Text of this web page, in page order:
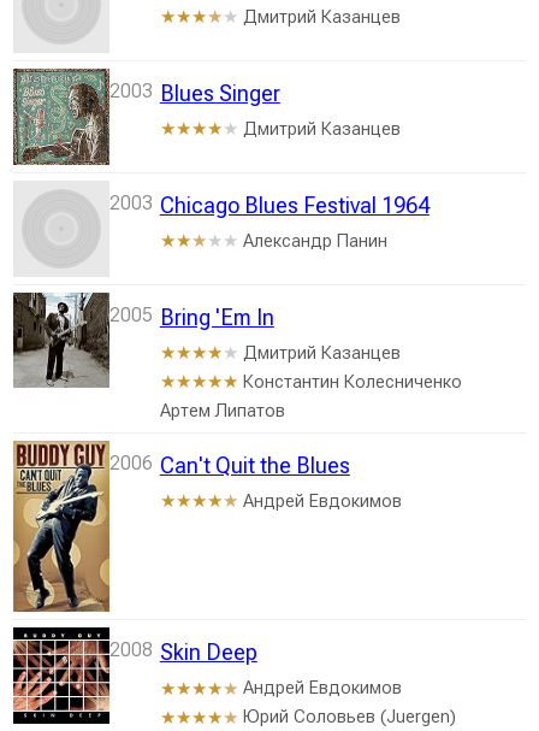
★★★★★ Дмитрий Казанцев
2003 Blues Singer
★★★★★ Дмитрий Казанцев
2003 Chicago Blues Festival 1964
★★★★★ Александр Панин
2005 Bring 'Em In
★★★★★ Дмитрий Казанцев
★★★★★ Константин Колесниченко
Артем Липатов
2006 Can't Quit the Blues
★★★★★ Андрей Евдокимов
2008 Skin Deep
★★★★★ Андрей Евдокимов
★★★★★ Юрий Соловьев (Juergen)